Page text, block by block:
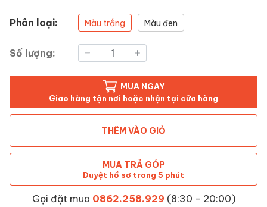
Phân loại: Màu trắng Màu đen
Số lượng:
MUA NGAY
Giao hàng tận nơi hoặc nhận tại cửa hàng
THÊM VÀO GIỎ
MUA TRẢ GÓP
Duyệt hồ sơ trong 5 phút
Gọi đặt mua 0862.258.929 (8:30 - 20:00)